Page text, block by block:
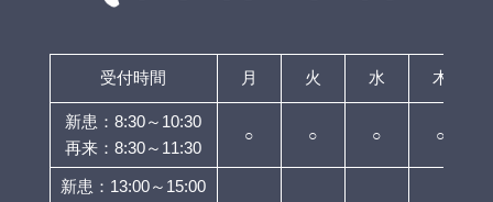
受付時間 月 火 水 木
新患：8:30～10:30
再来：8:30～11:30
○ ○ ○ ○
新患：13:00～15:00